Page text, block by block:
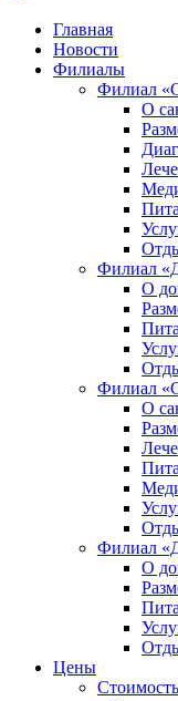
Главная
Новости
Филиалы
Филиал
О
Филиал
О
Филиал
О
Филиал
О
Цены